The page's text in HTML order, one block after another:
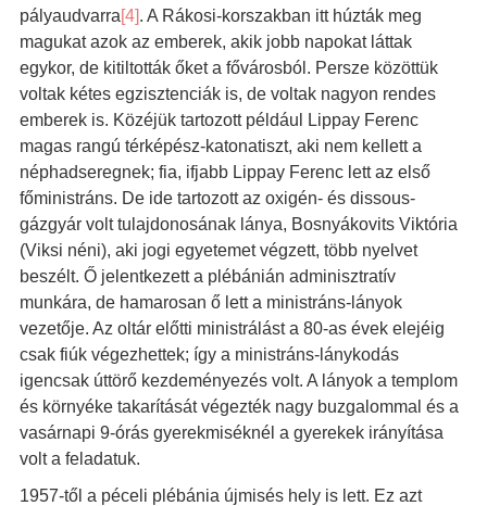
pályaudvarra[4]. A Rákosi-korszakban itt húzták meg
magukat azok az emberek, akik jobb napokat láttak
egykor, de kitiltották őket a fővárosból. Persze közöttük
voltak kétes egzisztenciák is, de voltak nagyon rendes
emberek is. Közéjük tartozott például Lippay Ferenc
magas rangú térképész-katonatiszt, aki nem kellett a
néphadseregnek; fia, ifjabb Lippay Ferenc lett az első
főministráns. De ide tartozott az oxigén- és dissous-
gázgyár volt tulajdonosának lánya, Bosnyákovits Viktória
(Viksi néni), aki jogi egyetemet végzett, több nyelvet
beszélt. Ő jelentkezett a plébánián adminisztratív
munkára, de hamarosan ő lett a ministráns-lányok
vezetője. Az oltár előtti ministrálást a 80-as évek elejéig
csak fiúk végezhettek; így a ministráns-lánykodás
igencsak úttörő kezdeményezés volt. A lányok a templom
és környéke takarítását végezték nagy buzgalommal és a
vasárnapi 9-órás gyerekmiséknél a gyerekek irányítása
volt a feladatuk.
1957-től a péceli plébánia újmisés hely is lett. Ez azt